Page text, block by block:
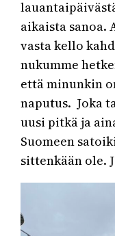
aikaista sanoa.
vasta kello
nukumme
että minunkin
naputus. Joka
uusi pitkä ja
Suomeen
sittenkään ole.